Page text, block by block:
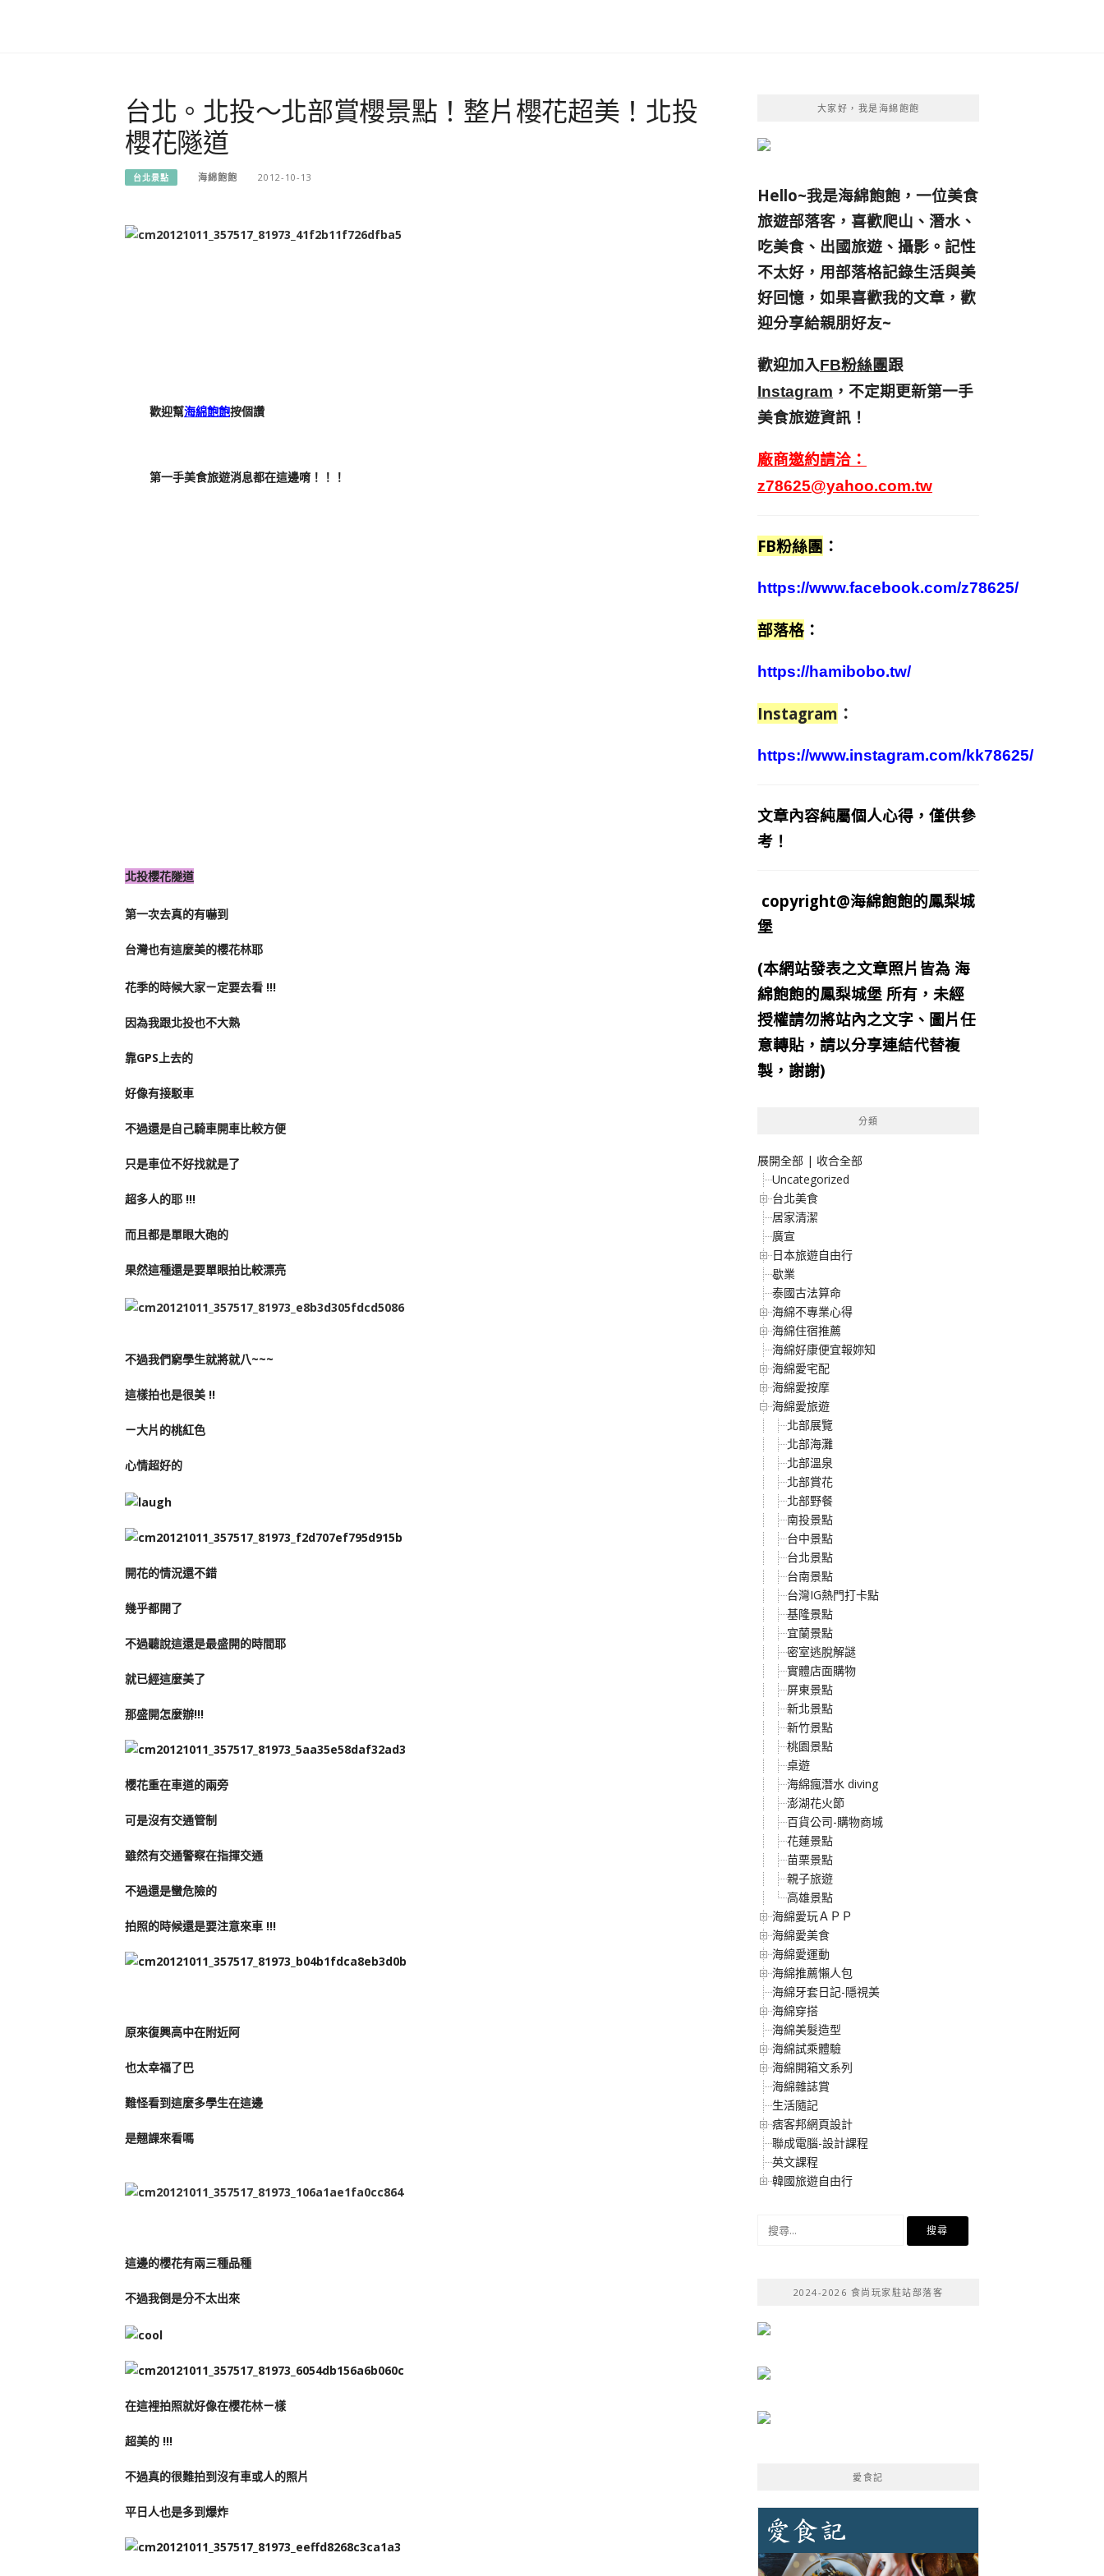
台北。北投～北部賞櫻景點！整片櫻花超美！北投
櫻花隧道
台北景點 海綿飽飽 2012-10-13
歡迎幫海綿飽飽按個讚
第一手美食旅遊消息都在這邊唷！！！
北投櫻花隧道
第一次去真的有嚇到
台灣也有這麼美的櫻花林耶
花季的時候大家ㄧ定要去看 !!!
因為我跟北投也不大熟
靠GPS上去的
好像有接駁車
不過還是自己騎車開車比較方便
只是車位不好找就是了
超多人的耶 !!!
而且都是單眼大砲的
果然這種還是要單眼拍比較漂亮
不過我們窮學生就將就八~~~
這樣拍也是很美 !!
ㄧ大片的桃紅色
心情超好的
開花的情況還不錯
幾乎都開了
不過聽說這還是最盛開的時間耶
就已經這麼美了
那盛開怎麼辦!!!
櫻花重在車道的兩旁
可是沒有交通管制
雖然有交通警察在指揮交通
不過還是蠻危險的
拍照的時候還是要注意來車 !!!
原來復興高中在附近阿
也太幸福了巴
難怪看到這麼多學生在這邊
是翹課來看嗎
這邊的櫻花有兩三種品種
不過我倒是分不太出來
在這裡拍照就好像在櫻花林ㄧ樣
超美的 !!!
不過真的很難拍到沒有車或人的照片
平日人也是多到爆炸
大家好，我是海綿飽飽
Hello~我是海綿飽飽，一位美食
旅遊部落客， 喜歡爬山、潛水、
吃美食、出國旅遊、攝影。 記性
不太好，用部落格記錄生活與美
好回憶， 如果喜歡我的文章，歡
迎分享給親朋好友~
歡迎加入FB粉絲團跟
Instagram ，不定期更新第一手
美食旅遊資訊！
廠商邀約請洽：
z78625@yahoo.com.tw
FB粉絲團 ：
https://www.facebook.com/z78625/
部落格 ：
https://hamibobo.tw/
Instagram ：
https://www.instagram.com/kk78625/
文章內容純屬個人心得，僅供參
考！
copyright@海綿飽飽的鳳梨城
堡
(本網站發表之文章照片皆為 海
綿飽飽的鳳梨城堡 所有，未經
授權請勿將站內之文字、圖片任
意轉貼，請以分享連結代替複
製，謝謝)
分類
展開全部 | 收合全部
Uncategorized
台北美食
居家清潔
廣宣
日本旅遊自由行
歇業
泰國古法算命
海綿不專業心得
海綿住宿推薦
海綿好康便宜報妳知
海綿愛宅配
海綿愛按摩
海綿愛旅遊
北部展覽
北部海灘
北部溫泉
北部賞花
北部野餐
南投景點
台中景點
台北景點
台南景點
台灣IG熱門打卡點
基隆景點
宜蘭景點
密室逃脫解謎
實體店面購物
屏東景點
新北景點
新竹景點
桃園景點
桌遊
海綿瘋潛水 diving
澎湖花火節
百貨公司-購物商城
花蓮景點
苗栗景點
親子旅遊
高雄景點
海綿愛玩ＡＰＰ
海綿愛美食
海綿愛運動
海綿推薦懶人包
海綿牙套日記-隱視美
海綿穿搭
海綿美髮造型
海綿試乘體驗
海綿開箱文系列
海綿雜誌賞
生活隨記
痞客邦網頁設計
聯成電腦-設計課程
英文課程
韓國旅遊自由行
2024-2026 食尚玩家駐站部落客
愛食記